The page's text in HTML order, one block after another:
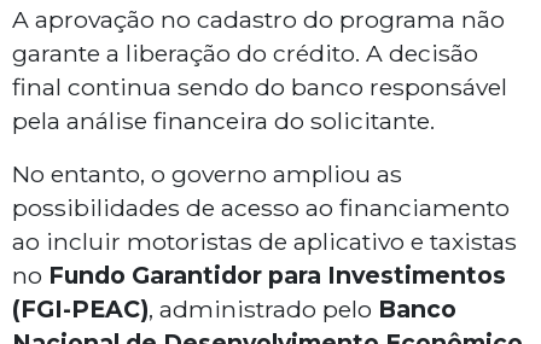
A aprovação no cadastro do programa não
garante a liberação do crédito. A decisão
final continua sendo do banco responsável
pela análise financeira do solicitante.
No entanto, o governo ampliou as
possibilidades de acesso ao financiamento
ao incluir motoristas de aplicativo e taxistas
no Fundo Garantidor para Investimentos
(FGI-PEAC), administrado pelo Banco